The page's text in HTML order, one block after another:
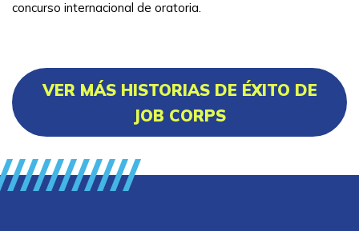
concurso internacional de oratoria.
VER MÁS HISTORIAS DE ÉXITO DE
JOB CORPS